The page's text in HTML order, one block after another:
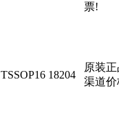
票!
TSSOP16 18204
原装
渠道